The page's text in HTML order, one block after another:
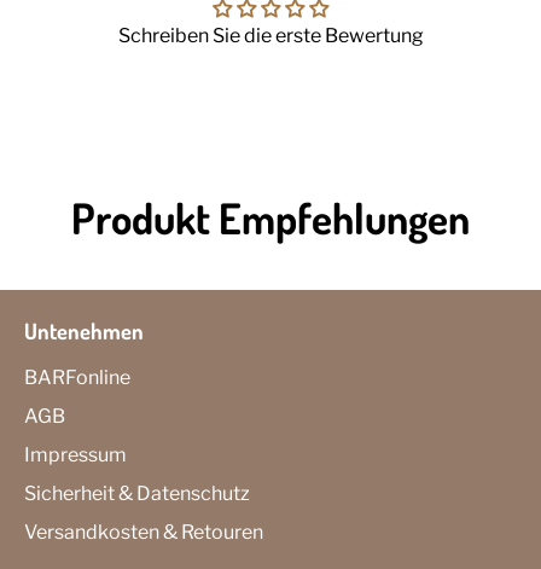
Schreiben Sie die erste Bewertung
Produkt Empfehlungen
Untenehmen
BARFonline
AGB
Impressum
Sicherheit & Datenschutz
Versandkosten & Retouren